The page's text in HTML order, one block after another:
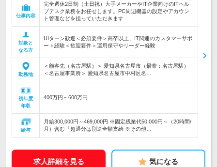
仕事内容
完全週休2日制（土日祝）大手メーカーやIT企業向けのITヘル
プデスク業務をお任せします。PC周辺機器の設定やアカウン
ト管理などを担っていただきます
対象と
なる方
UIターン歓迎＜必須要件＞高卒以上、IT関連のカスタマーサポ
ート経験＜歓迎要件＞運用保守やリーダー経験
勤務地
＜顧客先（名古屋駅）＞ 愛知県名古屋市（最寄：名古屋駅）
＜名古屋事業所＞ 愛知県名古屋市中村区名…
初年度
年収
400万円～600万円
給与
月給300,000円～469,000円 ※固定残業代50,000円～（20時間/
月）含む └超過分は別途全額支給 ※その他…
求人詳細を見る 気になる